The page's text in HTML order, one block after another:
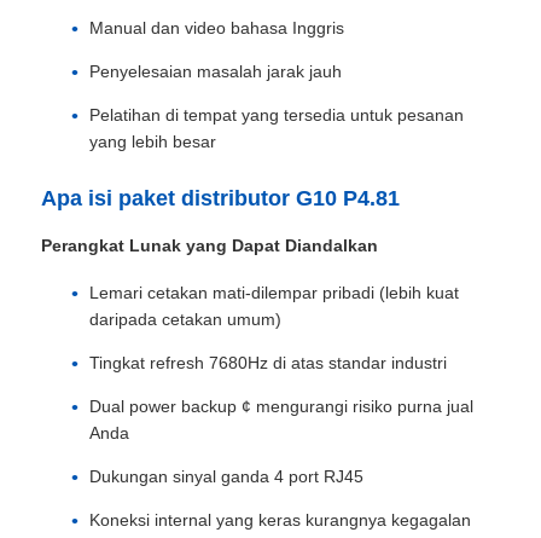
Minta Penawaran Harga
Tampilan Dinding Video LED
Layar layar LED
layar dipimpin konser
Sewa layar LED panggung
Dinding video LED COB
Tampilan LED transparan
Manual dan video bahasa Inggris
Penyelesaian masalah jarak jauh
Pelatihan di tempat yang tersedia untuk pesanan
yang lebih besar
Apa isi paket distributor G10 P4.81
Perangkat Lunak yang Dapat Diandalkan
Lemari cetakan mati-dilempar pribadi (lebih kuat
daripada cetakan umum)
Tingkat refresh 7680Hz di atas standar industri
Dual power backup ¢ mengurangi risiko purna jual
Anda
Dukungan sinyal ganda 4 port RJ45
Koneksi internal yang keras kurangnya kegagalan